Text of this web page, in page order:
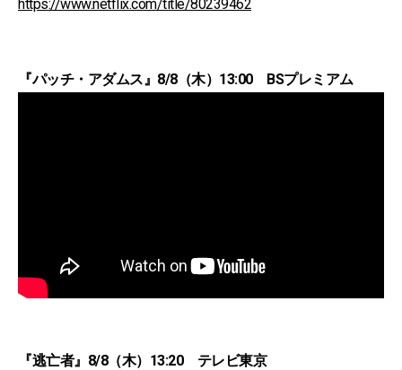
https://www.netflix.com/title/80239462
『パッチ・アダムス』8/8（木）13:00 BSプレミアム
『逃亡者』8/8（木）13:20 テレビ東京